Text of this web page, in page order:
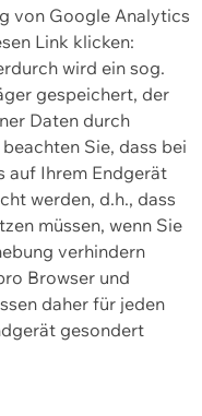
von Google Analytics
Link klicken:
wird ein sog.
gespeichert, der
Daten durch
Sie, dass bei
auf Ihrem Endgerät
werden, d.h., dass
müssen, wenn Sie
verhindern
Browser und
daher für jeden
gesondert